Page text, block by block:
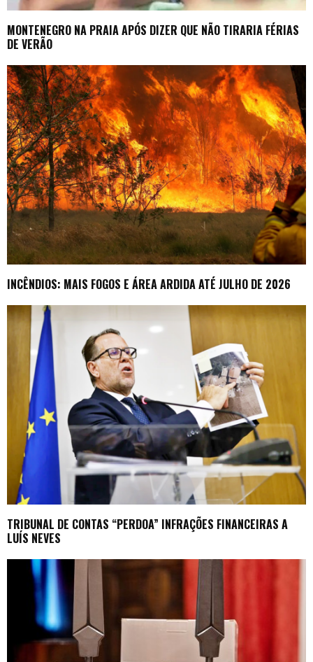
MONTENEGRO NA PRAIA APÓS DIZER QUE NÃO TIRARIA FÉRIAS
DE VERÃO
INCÊNDIOS: MAIS FOGOS E ÁREA ARDIDA ATÉ JULHO DE 2026
TRIBUNAL DE CONTAS “PERDOA” INFRAÇÕES FINANCEIRAS A
LUÍS NEVES